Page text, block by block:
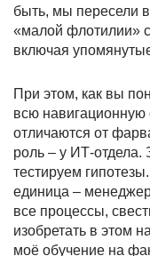
быть, мы пересели
«малой флотилии»
включая
При этом, как вы
всю
отличаются от
роль – у ИТ-
тестируем
единица –
все процессы,
изобретать в этом
моё обучение на